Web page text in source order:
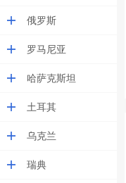
俄罗斯
罗马尼亚
哈萨克斯坦
土耳其
乌克兰
瑞典